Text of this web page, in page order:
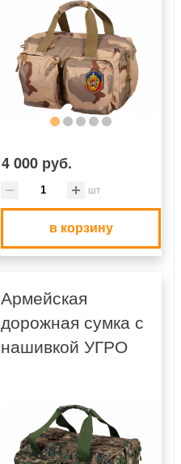
4 000 руб.
шт
в корзину
Армейская
дорожная сумка с
нашивкой УГРО